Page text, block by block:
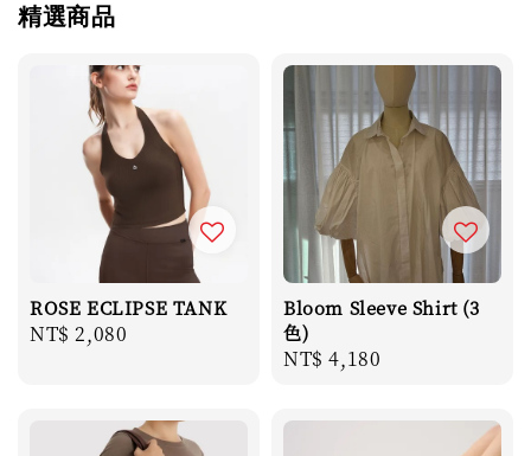
精選商品
ROSE ECLIPSE TANK
Regular
NT$ 2,080
Bloom Sleeve Shirt (3
色)
Regular
NT$ 4,180